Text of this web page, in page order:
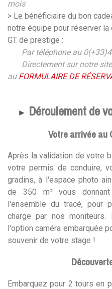
mois
> Le bénéficiaire du bon
notre équipe pour réserver
GT de prestige :
Par téléphone au
Directement sur notre site
au FORMULAIRE DE
► Déroulement de
Votre arrivée au
Après la validation de votre
votre permis de conduire,
gradins, à l'espace photo
de 350 m² vous
l'ensemble du tracé, pour
charge par nos
l'option caméra embarquée
souvenir de votre stage !
Embarquez pour 2 tours en